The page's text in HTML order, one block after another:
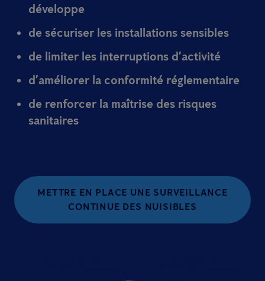
développe
de sécuriser les installations sensibles
de limiter les interruptions d’activité
d’améliorer la conformité réglementaire
de renforcer la maîtrise des risques
sanitaires
METTRE EN PLACE UNE SURVEILLANCE
CONTINUE DES NUISIBLES